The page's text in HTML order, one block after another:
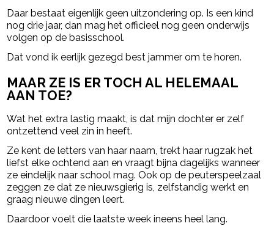
Daar bestaat eigenlijk geen uitzondering op. Is een kind
nog drie jaar, dan mag het officieel nog geen onderwijs
volgen op de basisschool.
Dat vond ik eerlijk gezegd best jammer om te horen.
MAAR ZE IS ER TOCH AL HELEMAAL
AAN TOE?
Wat het extra lastig maakt, is dat mijn dochter er zelf
ontzettend veel zin in heeft.
Ze kent de letters van haar naam, trekt haar rugzak het
liefst elke ochtend aan en vraagt bijna dagelijks wanneer
ze eindelijk naar school mag. Ook op de peuterspeelzaal
zeggen ze dat ze nieuwsgierig is, zelfstandig werkt en
graag nieuwe dingen leert.
Daardoor voelt die laatste week ineens heel lang.